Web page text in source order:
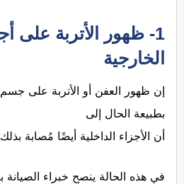
1- ظهور الأتربة على
الخارجية
إن ظهور العفن أو الأتربة على
بطبيعة الحال إلى
أن الأجزاء الداخلية أيضًا مُصابة
في هذه الحالة ينصح خبراء